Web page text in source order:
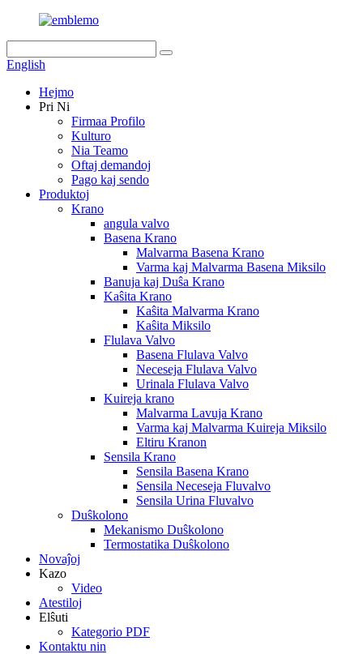
English
Hejmo
Pri Ni
Firmaa Profilo
Kulturo
Nia Teamo
Oftaj demandoj
Pago kaj sendo
Produktoj
Krano
angula valvo
Basena Krano
Malvarma Basena Krano
Varma kaj Malvarma Basena Miksilo
Banuja kaj Duŝa Krano
Kaŝita Krano
Kaŝita Malvarma Krano
Kaŝita Miksilo
Flulava Valvo
Basena Flulava Valvo
Neceseja Flulava Valvo
Urinala Flulava Valvo
Kuireja krano
Malvarma Lavuja Krano
Varma kaj Malvarma Kuireja Miksilo
Eltiru Kranon
Sensila Krano
Sensila Basena Krano
Sensila Neceseja Fluvalvo
Sensila Urina Fluvalvo
Duŝkolono
Mekanismo Duŝkolono
Termostatika Duŝkolono
Novaĵoj
Kazo
Video
Atestiloj
Elŝuti
Kategorio PDF
Kontaktu nin